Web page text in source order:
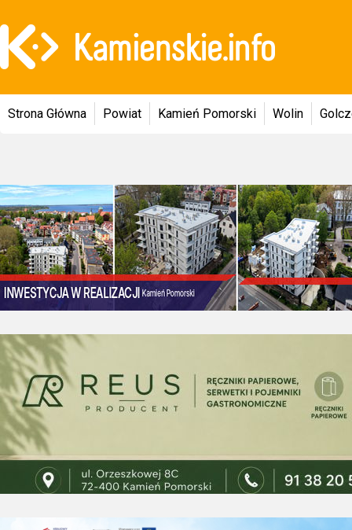
Strona Główna Powiat Kamień Pomorski Wolin